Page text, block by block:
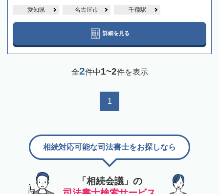
愛知県 名古屋市 千種駅
詳細を見る
全2件中1~2件を表示
1
「相続会議」の
相続対応可能な司法書士をお探しなら